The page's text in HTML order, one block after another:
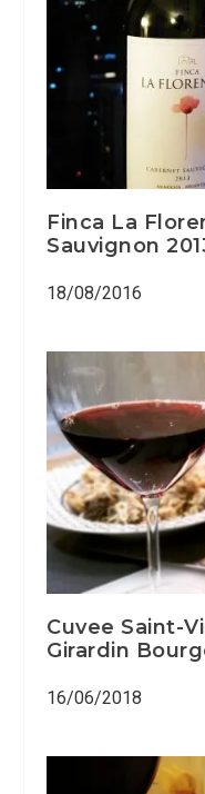
Finca La
Sauvignon
18/08/2016
Cuvee Saint-
Girardin
16/06/2018